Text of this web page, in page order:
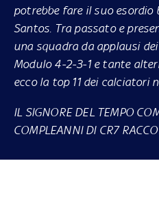
potrebbe fare il suo esordio
Santos. Tra passato e
una squadra da applausi
Modulo 4-2-3-1 e tante
ecco la top 11 dei calciatori
IL SIGNORE DEL TEMPO
COMPLEANNI DI CR7